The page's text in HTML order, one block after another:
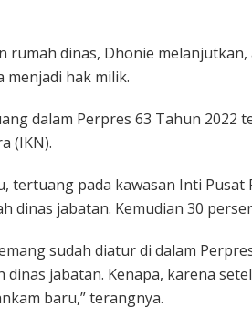
rumah dinas, Dhonie melanjutkan,
hak milik.
dalam Perpres 63 Tahun 2022
(IKN).
tertuang pada kawasan Inti Pusat
dinas jabatan. Kemudian 30
sudah diatur di dalam
jabatan. Kenapa, karena
baru,” terangnya.